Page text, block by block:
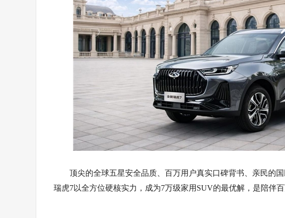
顶尖的全球五星安全品质、百万用户真实口碑背书、亲民的
瑞虎7以全方位硬核实力，成为7万级家用SUV的最优解，是陪伴